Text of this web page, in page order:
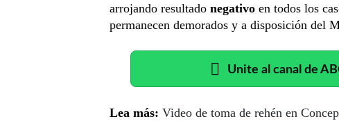
arrojando resultado negativo en todos los
permanecen demorados y a disposición del
Unite al canal de
Lea más: Video de toma de rehén en